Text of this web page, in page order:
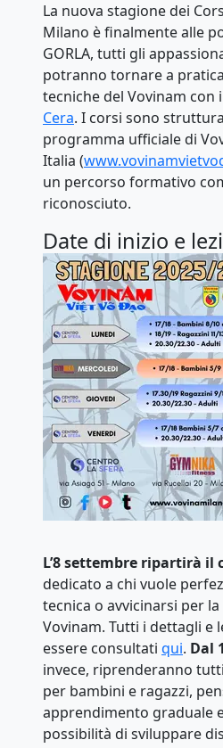
La nuova stagione dei
Milano è finalmente alle
GORLA, tutti gli
potranno tornare a
tecniche del Vovinam con
Cera. I corsi sono
programma ufficiale di
Italia (
un percorso formativo
riconosciuto.
Date di inizio e
L’8 settembre ripartirà il
dedicato a chi vuole
tecnica o avvicinarsi per
Vovinam. Tutti i dettagli e
essere consultati qui. Dal
invece, riprenderanno
per bambini e ragazzi,
apprendimento graduale
possibilità di sviluppare